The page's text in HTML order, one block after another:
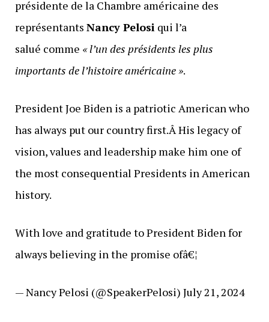
présidente de la Chambre américaine des
représentants Nancy Pelosiqui l’a
salué comme « l’un des présidents les plus
importants de l’histoire américaine ».
President Joe Biden is a patriotic American who
has always put our country first.Â His legacy of
vision, values and leadership make him one of
the most consequential Presidents in American
history.
With love and gratitude to President Biden for
always believing in the promise ofâ€¦
— Nancy Pelosi (@SpeakerPelosi) July 21, 2024